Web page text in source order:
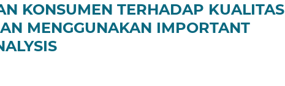
KONSUMEN TERHADAP KUALITAS
MENGGUNAKAN IMPORTANT